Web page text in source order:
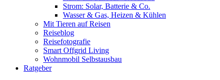
Strom: Solar, Batterie & Co.
Wasser & Gas, Heizen & Kühlen
Mit Tieren auf Reisen
Reiseblog
Reisefotografie
Smart Offgrid Living
Wohnmobil Selbstausbau
Ratgeber